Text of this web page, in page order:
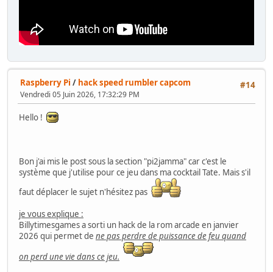
#14
Raspberry Pi / hack speed rumbler capcom
Vendredi 05 Juin 2026, 17:32:29 PM
Hello !
Bon j'ai mis le post sous la section "pi2jamma" car c'est le
système que j'utilise pour ce jeu dans ma cocktail Tate. Mais s'il
faut déplacer le sujet n'hésitez pas
je vous explique :
Billytimesgames a sorti un hack de la rom arcade en janvier
2026 qui permet de ne pas perdre de puissance de feu quand
on perd une vie dans ce jeu.